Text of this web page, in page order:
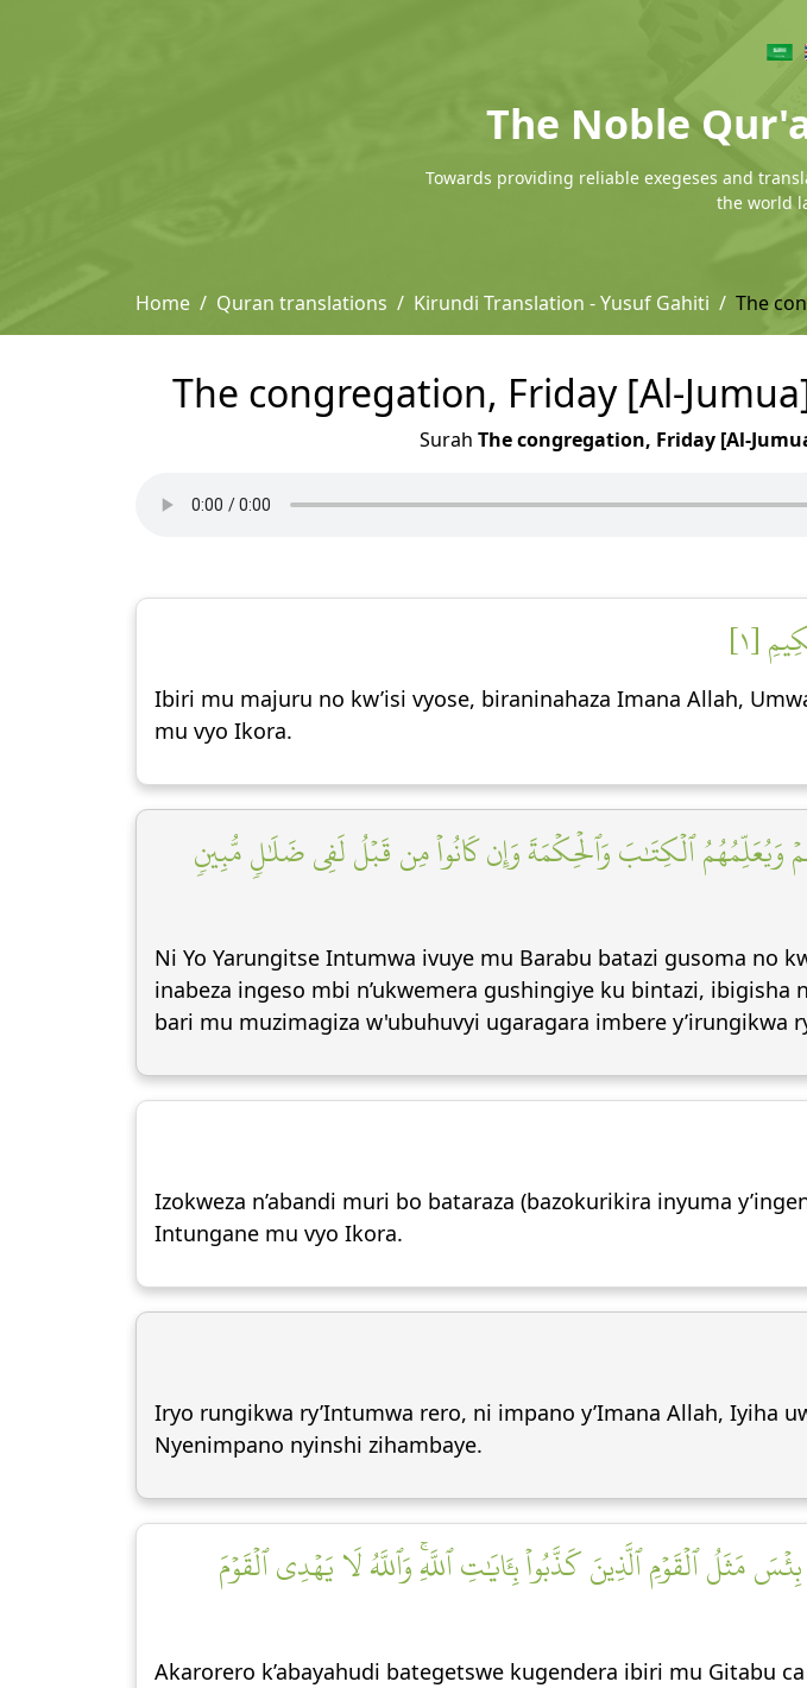
The Noble
Towards providing reliable exegeses and
the world
Home Quran translations Kirundi Translation - Yusuf Gahiti The
The congregation, Friday [Al-
Surah The congregation, Friday [Al-
[١]
Ibiri mu majuru no kw’isi vyose, biraninahaza Imana Allah,
mu vyo Ikora.
وَيُعَلِّمُهُمُ ٱلۡكِتَٰبَ وَٱلۡحِكۡمَةَ وَإِن كَانُواْ مِن قَبۡلُ لَفِي ضَلَٰلٖ مُّبِينٖ
Ni Yo Yarungitse Intumwa ivuye mu Barabu batazi gusoma no
inabeza ingeso mbi n’ukwemera gushingiye ku bintazi, ibigisha
bari mu muzimagiza w'ubuhuvyi ugaragara imbere y’irungikwa
Izokweza n’abandi muri bo bataraza (bazokurikira inyuma
Intungane mu vyo Ikora.
Iryo rungikwa ry’Intumwa rero, ni impano y’Imana Allah, Iyiha
Nyenimpano nyinshi zihambaye.
مَثَلُ ٱلۡقَوۡمِ ٱلَّذِينَ كَذَّبُواْ بِـَٔايَٰتِ ٱللَّهِۚ وَٱللَّهُ لَا يَهۡدِي ٱلۡقَوۡمَ
Akarorero k’abayahudi bategetswe kugendera ibiri mu Gitabu